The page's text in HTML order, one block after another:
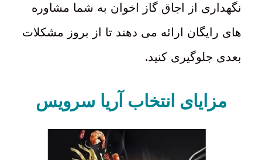
نگهداری از اجاق گاز اخوان به شما مشاوره
های رایگان ارائه می دهند تا از بروز مشکلات
بعدی جلوگیری کنید.
مزایای انتخاب آریا سرویس